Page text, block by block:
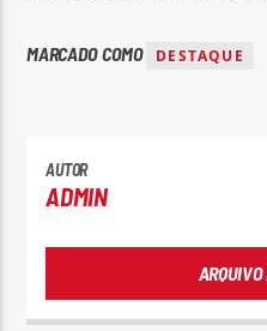
MARCADO COMO DESTAQUE
AUTOR
ADMIN